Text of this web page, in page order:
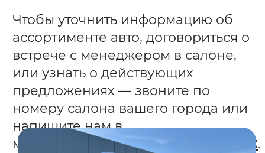
Чтобы уточнить информацию об
ассортименте авто, договориться о
встрече с менеджером в салоне,
или узнать о действующих
предложениях — звоните по
номеру салона вашего города или
напишите нам в
мессенджерахТелеграм МАКС.